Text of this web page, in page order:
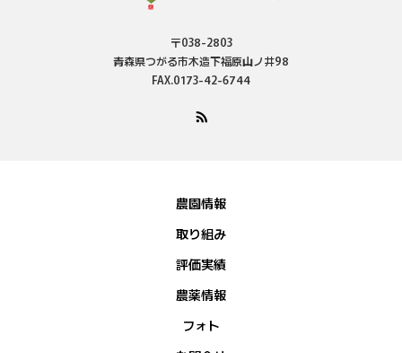
〒038-2803
青森県つがる市木造下福原山ノ井98
FAX.0173-42-6744
農園情報
取り組み
評価実績
農薬情報
フォト